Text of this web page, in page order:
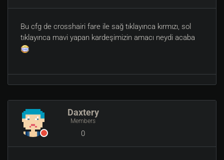
Bu cfg de crosshairi fare ile sağ tıklayınca kırmızı, sol
tıklayınca mavi yapan kardeşimizin amacı neydi acaba
Daxtery
Members
0